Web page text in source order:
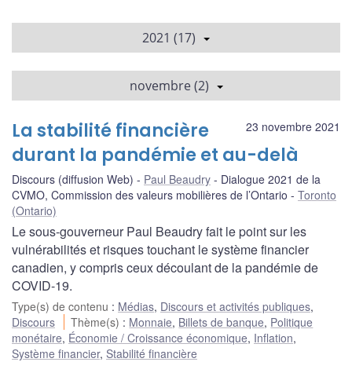
2021 (17)
novembre (2)
23 novembre 2021
La stabilité financière
durant la pandémie et au-delà
Discours (diffusion Web) Paul Beaudry
Dialogue 2021 de la
CVMO, Commission des valeurs mobilières de l’Ontario
Toronto
(Ontario)
Le sous-gouverneur Paul Beaudry fait le point sur les
vulnérabilités et risques touchant le système financier
canadien, y compris ceux découlant de la pandémie de
COVID-19.
Type(s) de contenu : Médias, Discours et activités publiques,
Discours
Thème(s) : Monnaie, Billets de banque, Politique
monétaire, Économie / Croissance économique, Inflation,
Système financier, Stabilité financière